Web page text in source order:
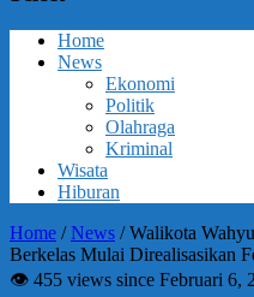
Home
News
Ekonomi
Politik
Olahraga
Kriminal
Wisata
Hiburan
Home /News /Walikota
Berkelas Mulai Direalisasikan
👁 455 views since Februari 6,